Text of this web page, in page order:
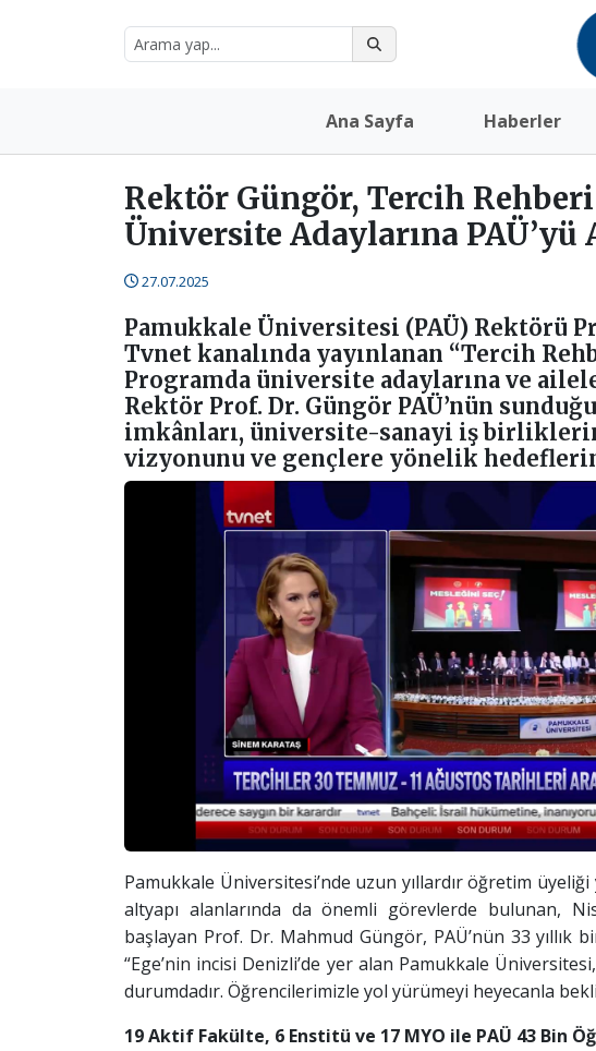
Ana Sayfa Haberler
Rektör Güngör, Tercih Rehberi
Üniversite Adaylarına PAÜ’yü
27.07.2025
Pamukkale Üniversitesi (PAÜ) Rektörü
Tvnet kanalında yayınlanan “Tercih
Programda üniversite adaylarına ve
Rektör Prof. Dr. Güngör PAÜ’nün
imkânları, üniversite-sanayi iş
vizyonunu ve gençlere yönelik
Pamukkale Üniversitesi’nde uzun yıllardır öğretim
altyapı alanlarında da önemli görevlerde bulunan,
başlayan Prof. Dr. Mahmud Güngör, PAÜ’nün 33
“Ege’nin incisi Denizli’de yer alan Pamukkale
durumdadır. Öğrencilerimizle yol yürümeyi heyecanla
19 Aktif Fakülte, 6 Enstitü ve 17 MYO ile PAÜ 43 Bin